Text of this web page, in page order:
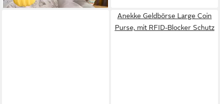
Anekke Geldbörse Large Coin
Purse, mit RFID-Blocker Schutz